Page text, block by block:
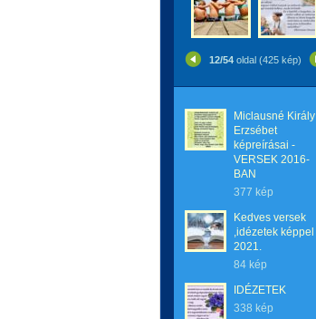
12/54 oldal (425 kép)
Miclausné Király
Erzsébet
képreírásai -
VERSEK 2016-
BAN
377 kép
Kedves versek
,idézetek képpel
2021.
84 kép
IDÉZETEK
338 kép